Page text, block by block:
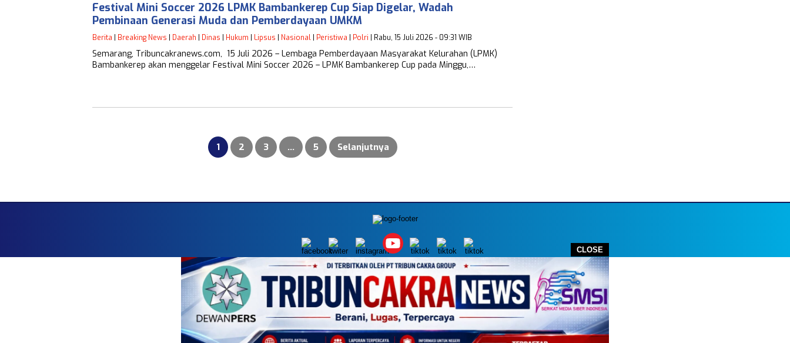
CLOSE
Festival Mini Soccer 2026 LPMK Bambankerep Cup Siap Digelar, Wadah
Pembinaan Generasi Muda dan Pemberdayaan UMKM
Berita Breaking News Daerah Dinas Hukum Lipsus Nasional Peristiwa Polri | Rabu, 15 Juli 2026 - 09:31 WIB
Semarang, Tribuncakranews.com, 15 Juli 2026 – Lembaga Pemberdayaan Masyarakat Kelurahan (LPMK)
Bambankerep akan menggelar Festival Mini Soccer 2026 – LPMK Bambankerep Cup pada Minggu,…
1 2 3 … 5 Selanjutnya
MEDIA NETWORK
Facebook.com
Instagram.com Whatsapp.com Tiktok.com Twitter.com Youtube.com
HOME REDAKSI PEDOMAN MEDIA SIBER DISCLAIMER STOP PRESS